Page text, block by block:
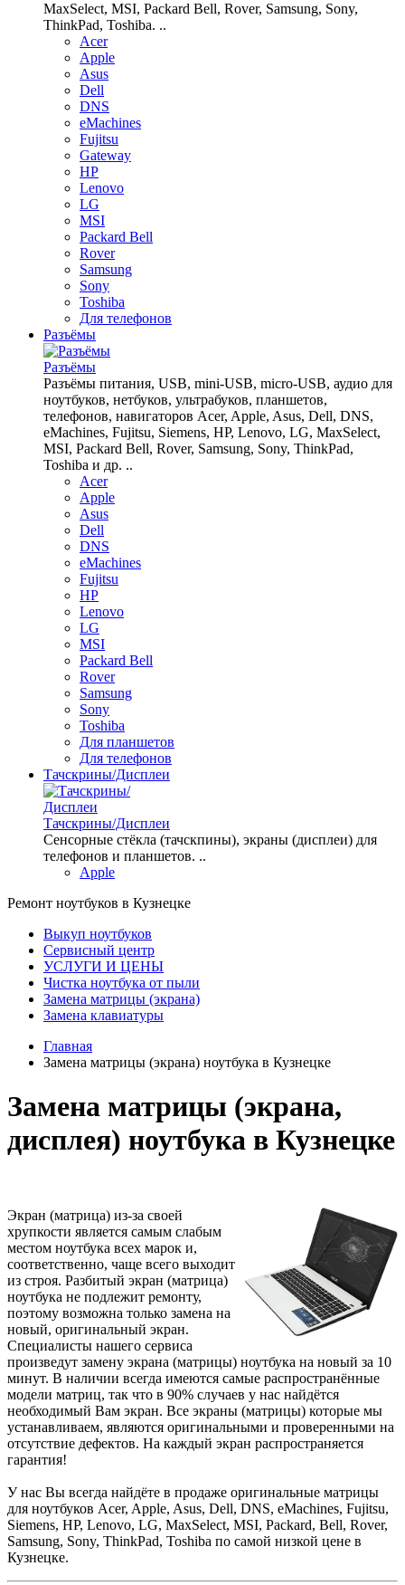
MaxSelect, MSI, Packard Bell, Rover, Samsung, Sony,
ThinkPad, Toshiba. ..
Acer
Apple
Asus
Dell
DNS
eMachines
Fujitsu
Gateway
HP
Lenovo
LG
MSI
Packard Bell
Rover
Samsung
Sony
Toshiba
Для телефонов
Разъёмы
Разъёмы
Разъёмы питания, USB, mini-USB, micro-USB, аудио для
ноутбуков, нетбуков, ультрабуков, планшетов,
телефонов, навигаторов Acer, Apple, Asus, Dell, DNS,
eMachines, Fujitsu, Siemens, HP, Lenovo, LG, MaxSelect,
MSI, Packard Bell, Rover, Samsung, Sony, ThinkPad,
Toshiba и др. ..
Acer
Apple
Asus
Dell
DNS
eMachines
Fujitsu
HP
Lenovo
LG
MSI
Packard Bell
Rover
Samsung
Sony
Toshiba
Для планшетов
Для телефонов
Тачскрины/Дисплеи
Тачскрины/Дисплеи
Сенсорные стёкла (тачскпины), экраны (дисплеи) для
телефонов и планшетов. ..
Apple
Ремонт ноутбуков в Кузнецке
Выкуп ноутбуков
Сервисный центр
УСЛУГИ И ЦЕНЫ
Чистка ноутбука от пыли
Замена матрицы (экрана)
Замена клавиатуры
Главная
Замена матрицы (экрана) ноутбука в Кузнецке
Замена матрицы (экрана,
дисплея) ноутбука в Кузнецке
Экран (матрица) из-за своей
хрупкости является самым слабым
местом ноутбука всех марок и,
соответственно, чаще всего выходит
из строя. Разбитый экран (матрица)
ноутбука не подлежит ремонту,
поэтому возможна только замена на
новый, оригинальный экран.
Специалисты нашего сервиса
произведут замену экрана (матрицы) ноутбука на новый за 10
минут. В наличии всегда имеются самые распространённые
модели матриц, так что в 90% случаев у нас найдётся
необходимый Вам экран. Все экраны (матрицы) которые мы
устанавливаем, являются оригинальными и проверенными на
отсутствие дефектов. На каждый экран распространяется
гарантия!
У нас Вы всегда найдёте в продаже оригинальные матрицы
для ноутбуков Acer, Apple, Asus, Dell, DNS, eMachines, Fujitsu,
Siemens, HP, Lenovo, LG, MaxSelect, MSI, Packard, Bell, Rover,
Samsung, Sony, ThinkPad, Toshiba по самой низкой цене в
Кузнецке.